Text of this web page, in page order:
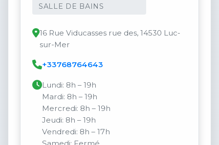
SALLE DE BAINS
16 Rue Viducasses rue des, 14530 Luc-
sur-Mer
+33768764643
Lundi: 8h – 19h
Mardi: 8h – 19h
Mercredi: 8h – 19h
Jeudi: 8h – 19h
Vendredi: 8h – 17h